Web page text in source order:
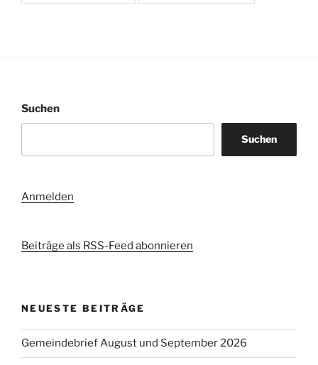
Suchen
Suchen
Anmelden
Beiträge als RSS-Feed abonnieren
NEUESTE BEITRÄGE
Gemeindebrief August und September 2026